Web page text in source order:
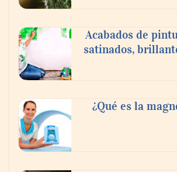
Danfoss adelanta cinco años
climático y reduce sus
%
Acabados de
satinados,
¿Qué es la